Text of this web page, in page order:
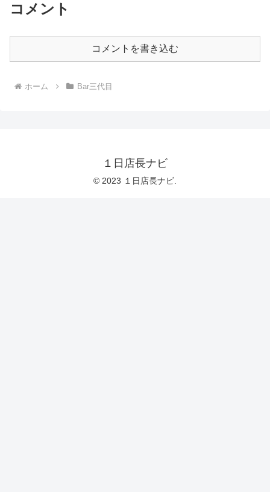
コメント
コメントを書き込む
ホーム Bar三代目
１日店長ナビ
© 2023 １日店長ナビ.